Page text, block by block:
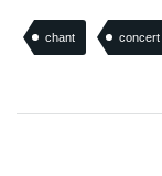
chant concert